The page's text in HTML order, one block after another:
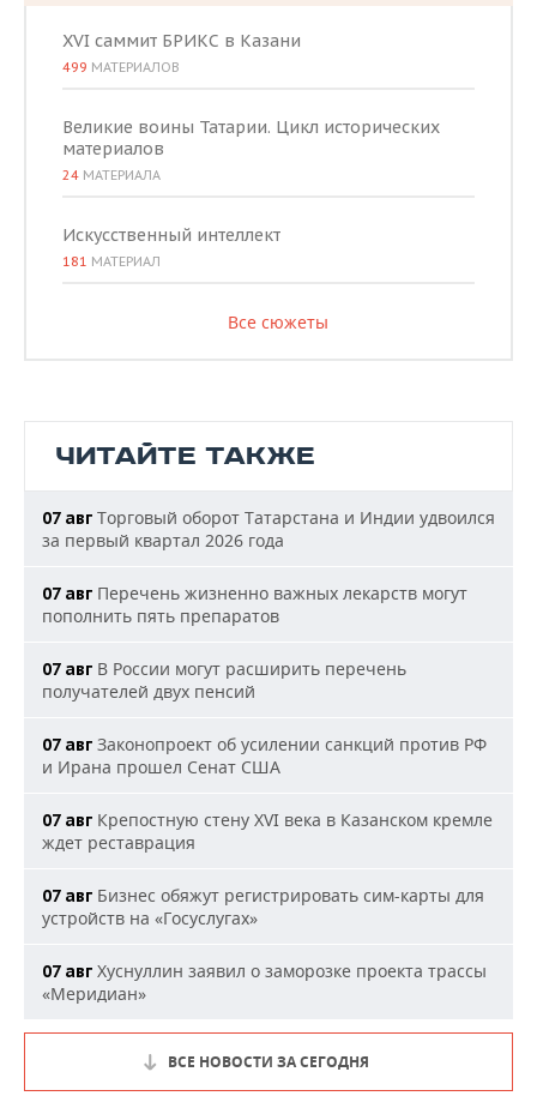
XVI саммит БРИКС в Казани
499 МАТЕРИАЛОВ
Великие воины Татарии. Цикл исторических
материалов
24 МАТЕРИАЛА
Искусственный интеллект
181 МАТЕРИАЛ
Все сюжеты
ЧИТАЙТЕ ТАКЖЕ
07 авг Торговый оборот Татарстана и Индии удвоился
за первый квартал 2026 года
07 авг Перечень жизненно важных лекарств могут
пополнить пять препаратов
07 авг В России могут расширить перечень
получателей двух пенсий
07 авг Законопроект об усилении санкций против РФ
и Ирана прошел Сенат США
07 авг Крепостную стену XVI века в Казанском кремле
ждет реставрация
07 авг Бизнес обяжут регистрировать сим-карты для
устройств на «Госуслугах»
07 авг Хуснуллин заявил о заморозке проекта трассы
«Меридиан»
ВСЕ НОВОСТИ ЗА СЕГОДНЯ